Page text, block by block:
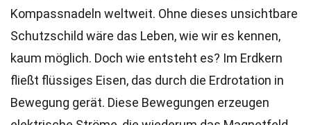
Kompassnadeln weltweit. Ohne dieses unsichtbare
Schutzschild wäre das Leben, wie wir es kennen,
kaum möglich. Doch wie entsteht es? Im Erdkern
fließt flüssiges Eisen, das durch die Erdrotation in
Bewegung gerät. Diese Bewegungen erzeugen